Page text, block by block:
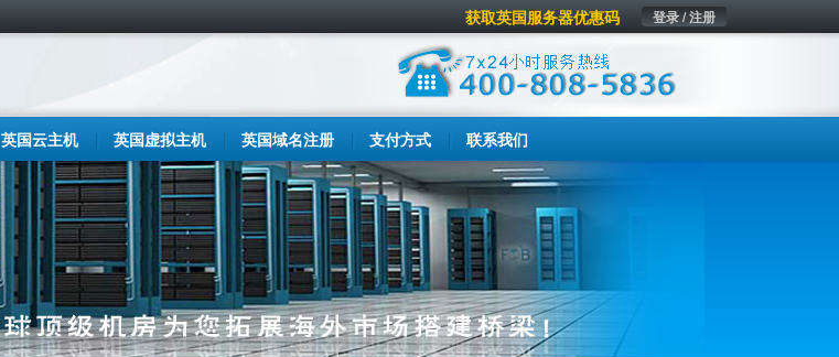
登录 / 注册
获取英国服务器优惠码
英国云主机 英国虚拟主机 英国域名注册 支付方式 联系我们